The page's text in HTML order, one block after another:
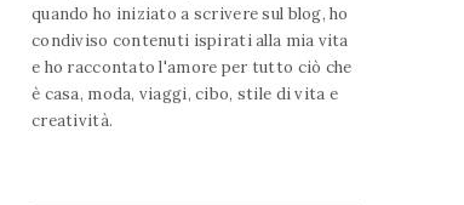
quando ho iniziato a scrivere sul blog, ho
condiviso contenuti ispirati alla mia vita
e ho raccontato l'amore per tutto ciò che
è casa, moda, viaggi, cibo, stile di vita e
creatività.